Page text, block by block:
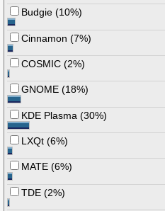
Budgie (10%)
Cinnamon (7%)
COSMIC (2%)
GNOME (18%)
KDE Plasma (30%)
LXQt (6%)
MATE (6%)
TDE (2%)